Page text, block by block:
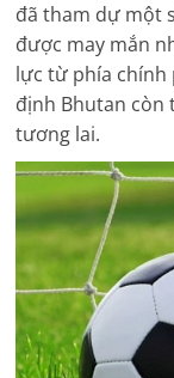
đã tham dự một
được may mắn
lực từ phía chính
định Bhutan còn
tương lai.